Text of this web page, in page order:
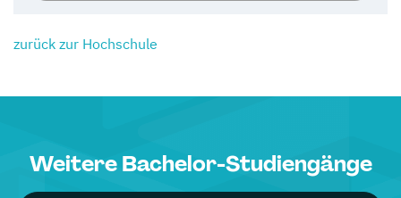
zurück zur Hochschule
Weitere Bachelor-Studiengänge